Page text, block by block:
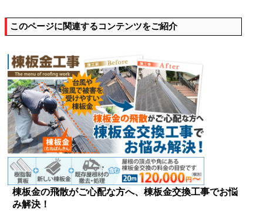
このページに関連するコンテンツをご紹介
棟板金の飛散がご心配な方へ、棟板金交換工事でお悩
み解決！